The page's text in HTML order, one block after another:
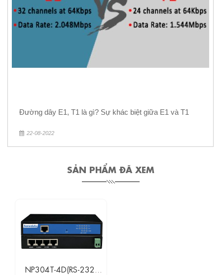
Đường dây E1, T1 là gì? Sự khác biệt giữa E1 và T1
22-08-2022
SẢN PHẨM ĐÃ XEM
NP304T-4D(RS-232)